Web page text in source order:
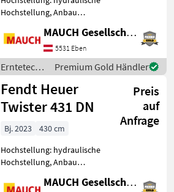
Hochstellung, Anbau
Zinkenverlustsicherung,
Grenzstreueinrichtung,
Streuwinkelverstellung,
Schutzbügel Fendt Heuer
Twister 601 DN, Ar
MAUCH Gesellschaft m.b.H. & Co.KG, Eben
5531 Eben
Erntetechnik
Grünland /
Fendt
Premium Gold Händler
Fendt Heuer
Twister 431 DN
Preis
auf
Anfrage
Bj. 2023
430 cm
Hochstellung: hydraulische
Hochstellung, Anbau
Zinkenverlustsicherung,
MAUCH Gesellschaft m.b.H. & Co.KG, Eben